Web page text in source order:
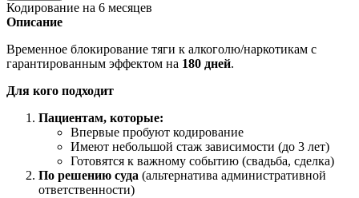
Кодирование на 6 месяцев
Описание
Временное блокирование тяги к алкоголю/наркотикам с
гарантированным эффектом на 180 дней.
Для кого подходит
Пациентам, которые:
Впервые пробуют кодирование
Имеют небольшой стаж зависимости (до 3 лет)
Готовятся к важному событию (свадьба, сделка)
По решению суда (альтернатива административной
ответственности)